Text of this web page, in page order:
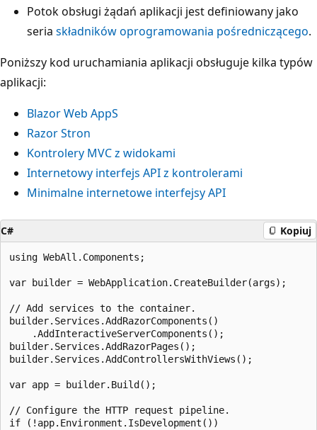
Potok obsługi żądań aplikacji jest definiowany jako
seria składników oprogramowania pośredniczącego.
Poniższy kod uruchamiania aplikacji obsługuje kilka typów
aplikacji:
Blazor Web AppS
Razor Stron
Kontrolery MVC z widokami
Internetowy interfejs API z kontrolerami
Minimalne internetowe interfejsy API
C# Kopiuj
using WebAll.Components;
var builder = WebApplication.CreateBuilder(args);
// Add services to the container.
builder.Services.AddRazorComponents()
    .AddInteractiveServerComponents();
builder.Services.AddRazorPages();
builder.Services.AddControllersWithViews();
var app = builder.Build();
// Configure the HTTP request pipeline.
if (!app.Environment.IsDevelopment())